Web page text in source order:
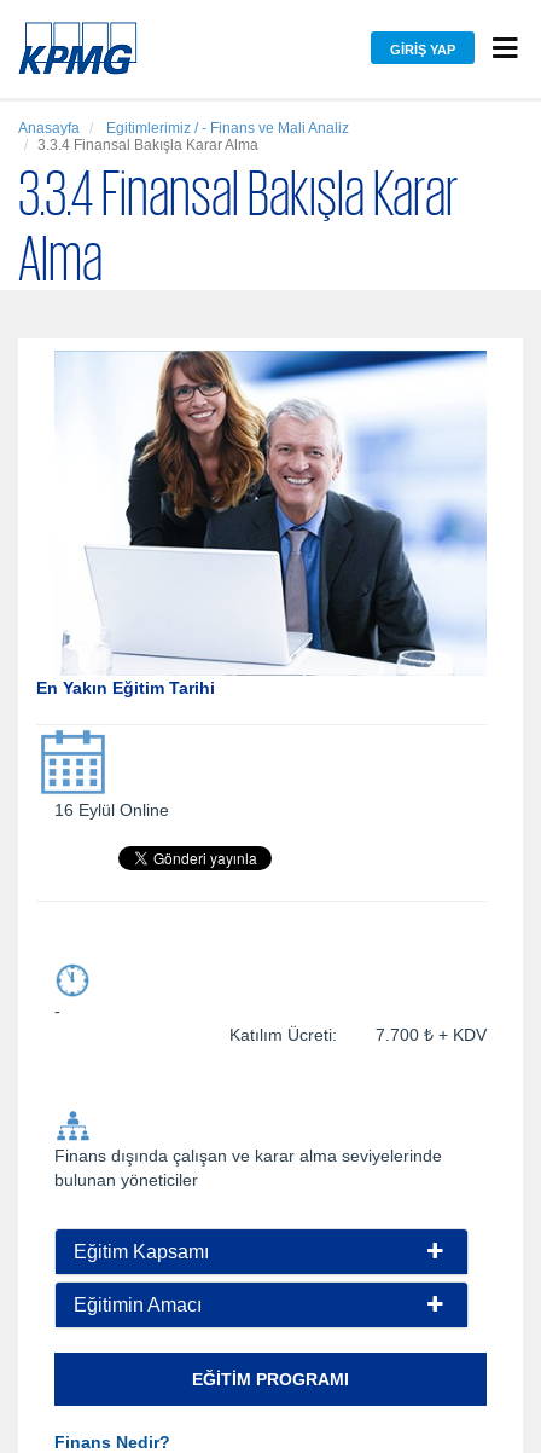
GIRIŞ YAP
Anasayfa
Egitimlerimiz / - Finans ve Mali Analiz
3.3.4 Finansal Bakışla Karar Alma
3.3.4 Finansal Bakışla Karar
Alma
En Yakın Eğitim Tarihi
16 Eylül Online
-
Katılım Ücreti: 7.700 ₺ + KDV
Finans dışında çalışan ve karar alma seviyelerinde
bulunan yöneticiler
Eğitim Kapsamı
Eğitimin Amacı
EĞITIM PROGRAMI
Finans Nedir?